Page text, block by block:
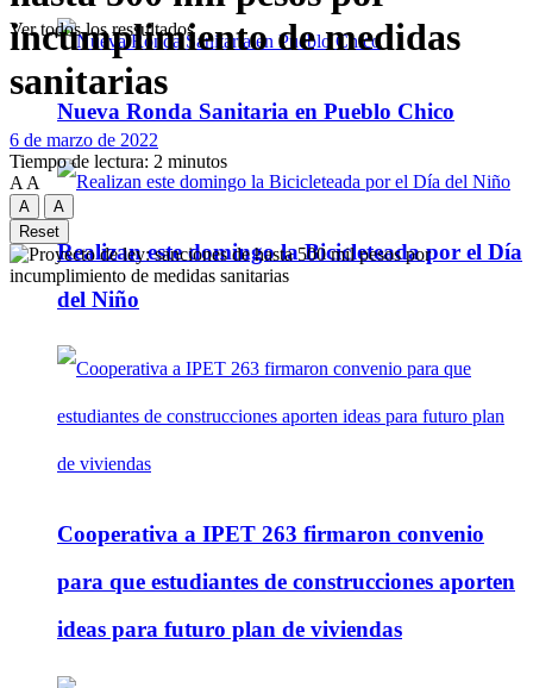
Nueva Ronda Sanitaria en Pueblo Chico
Realizan este domingo la Bicicleteada por el Día
del Niño
Cooperativa a IPET 263 firmaron convenio
para que estudiantes de construcciones aporten
ideas para futuro plan de viviendas
Ver todos los ressultados
incumplimiento de medidas
sanitarias
6 de marzo de 2022
Tiempo de lectura: 2 minutos
A A
A
A
Reset